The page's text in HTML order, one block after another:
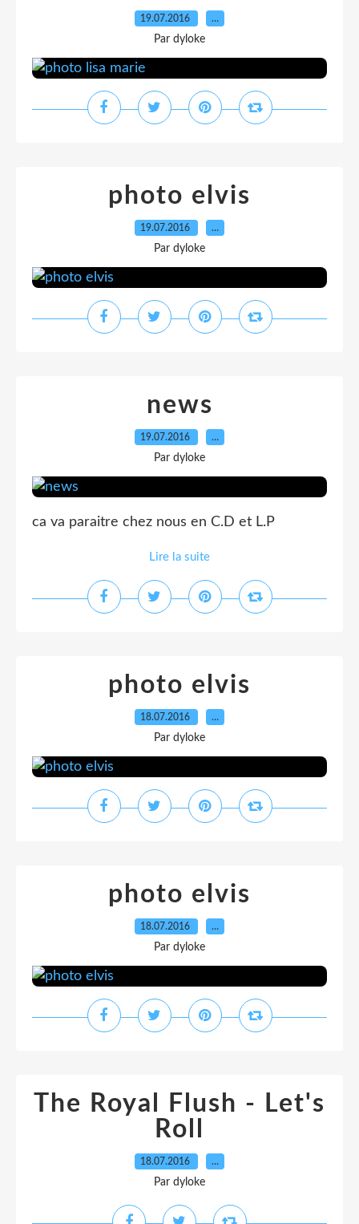
19.07.2016 …
Par dyloke
photo elvis
19.07.2016 …
Par dyloke
news
19.07.2016 …
Par dyloke
ca va paraitre chez nous en C.D et L.P
Lire la suite
photo elvis
18.07.2016 …
Par dyloke
photo elvis
18.07.2016 …
Par dyloke
The Royal Flush - Let's
Roll
18.07.2016 …
Par dyloke